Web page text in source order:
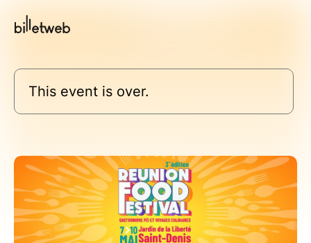
This event is over.